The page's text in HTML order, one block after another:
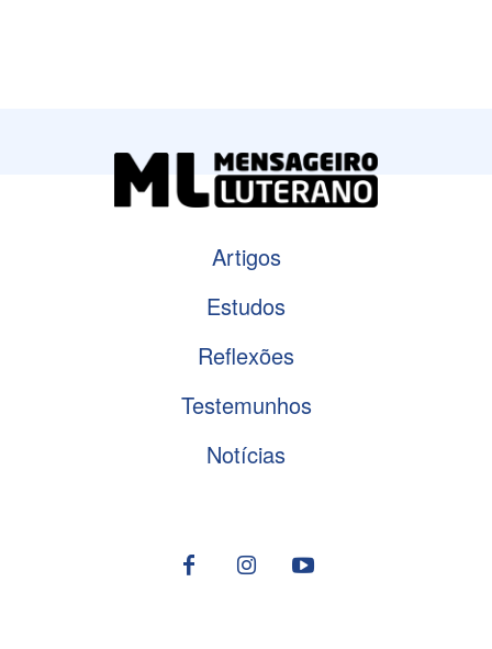
Artigos
Estudos
Reflexões
Testemunhos
Notícias